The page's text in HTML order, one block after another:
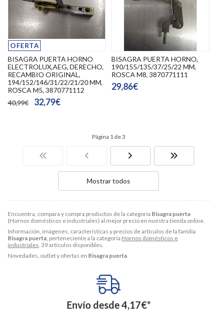
Encuentra, compara y compra productos de la categoría Bisagra puerta
(Hornos domésticos e industriales) al mejor precio en nuestra tienda online.
Información, imágenes, características y precios de artículos de la familia
Bisagra puerta , perteneciente a la categoría Hornos domésticos e
industriales . 39 artículos disponibles.
Novedades, outlet y ofertas en Bisagra puerta
OFERTA
BISAGRA PUERTA HORNO
ELECTROLUX,AEG, DERECHO,
RECAMBIO ORIGINAL,
194/152/146/31/22/21/20 MM,
ROSCA M5, 3870771112
40,99€
32,79€
BISAGRA PUERTA HORNO,
190/155/135/37/25/22 MM,
ROSCA M8, 3870771111
29,86€
Página 1 de 3
Mostrar todos
Envío desde4,17€*